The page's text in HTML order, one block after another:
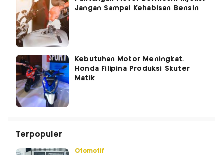
Jangan Sampai Kehabisan Bensin
Kebutuhan Motor Meningkat,
Honda Filipina Produksi Skuter
Matik
Terpopuler
Otomotif